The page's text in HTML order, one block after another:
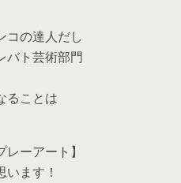
コの達人だし
バト芸術部門
ることは
ーアート】
ます！